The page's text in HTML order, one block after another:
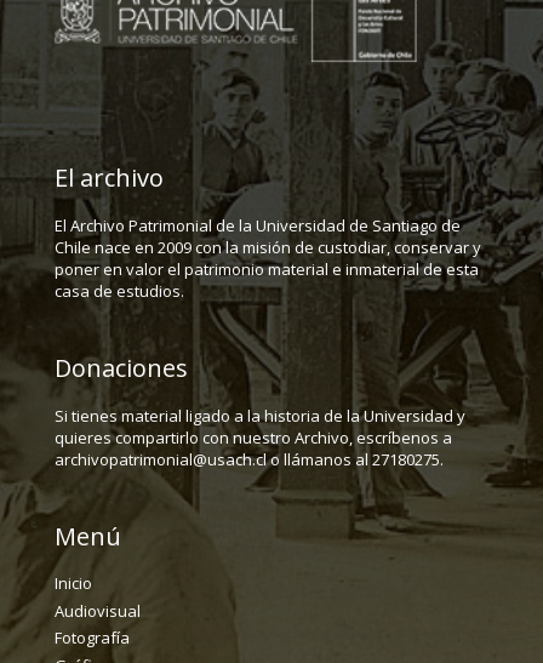
El archivo
El Archivo Patrimonial de la Universidad de Santiago de
Chile nace en 2009 con la misión de custodiar, conservar y
poner en valor el patrimonio material e inmaterial de esta
casa de estudios.
Donaciones
Si tienes material ligado a la historia de la Universidad y
quieres compartirlo con nuestro Archivo, escríbenos a
archivopatrimonial@usach.cl o llámanos al 27180275.
Menú
Inicio
Audiovisual
Fotografía